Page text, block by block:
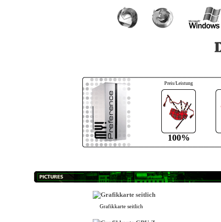
Preis/Leistung
100%
Grafikkarte seitlich